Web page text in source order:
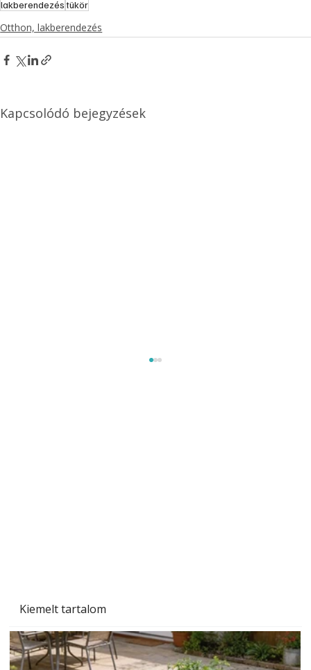
Kiemelt tartalom
lakberendezéstükör
Otthon, lakberendezés
Kapcsolódó bejegyzések